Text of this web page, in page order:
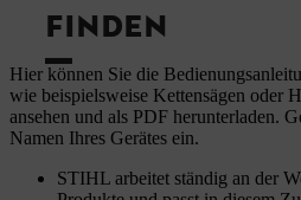
FINDEN
Hier können Sie die
wie beispielsweise Kettensägen oder
ansehen und als PDF herunterladen.
Namen Ihres Gerätes ein.
STIHL arbeitet ständig an der